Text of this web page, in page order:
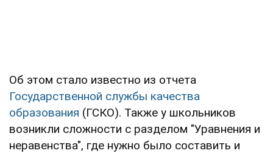
Об этом стало известно из отчета
Государственной службы качества
образования (ГСКО). Также у школьников
возникли сложности с разделом "Уравнения и
неравенства", где нужно было составить и